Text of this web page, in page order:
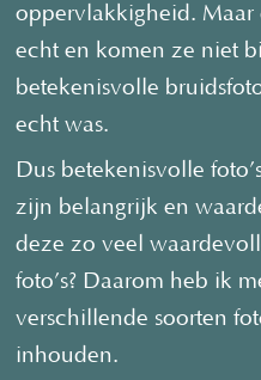
oppervlakkigheid. Maar
echt en komen ze niet
betekenisvolle
echt was.
Dus betekenisvolle
zijn belangrijk en
deze zo veel
foto’s? Daarom heb ik
verschillende soorten
inhouden.